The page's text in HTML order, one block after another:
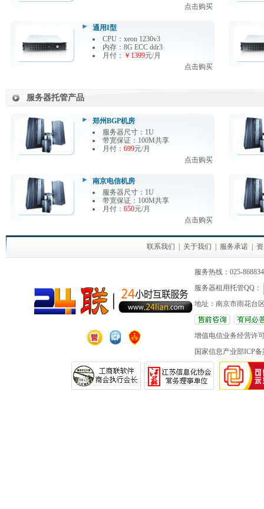
点击购买
通用I型
CPU：xeon 1230v3
内存：8G ECC ddr3
月付： ￥1399元/月
点击购买
服务器托管产品
郑州BGP机房
服务器尺寸：1U
带宽保证：100M共享
月付： 699元/月
点击购买
南京电信机房
服务器尺寸：1U
带宽保证：100M共享
月付： 650元/月
点击购买
联系我们 关于我们 服务承诺
服务热线：025-
服务器租用托管QQ：
地址：南京市雨花台
增值电信业务经营许
国家信息产业部ICP